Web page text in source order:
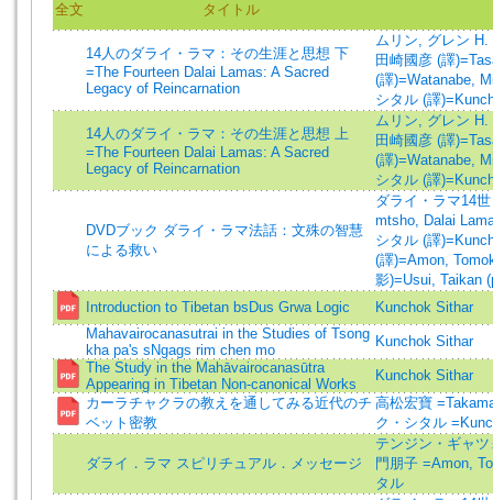
全文 タイトル
14人のダライ・ラマ：その生涯と思想 下
=The Fourteen Dalai Lamas: A Sacred
Legacy of Reincarnation
ムリン, グレン H.
田崎國彦 (譯
(譯)=Watanabe,
シタル (譯
14人のダライ・ラマ：その生涯と思想 上
=The Fourteen Dalai Lamas: A Sacred
Legacy of Reincarnation
ムリン, グレン
田崎國彦 (譯
(譯)=Watanabe,
シタル (譯
DVDブック ダライ・ラマ法話：文殊の智慧
による救い
ダライ・ラマ14
mtsho, Dalai
シタル (譯
(譯)=Amon,
影)=Usui, Taikan
Introduction to Tibetan bsDus Grwa Logic
Kunchok Sithar
Mahavairocanasutrai in the Studies of Tsong
kha pa's sNgags rim chen mo
Kunchok Sithar
The Study in the Mahāvairocanasūtra
Appearing in Tibetan Non-canonical Works
Kunchok Sithar
カーラチャクラの教えを通してみる近代のチ
ベット密教
高松宏寶
ク・シタル
ダライ．ラマ スピリチュアル．メッセージ
テンジン・ギャ
門朋子 =Amon,
タル